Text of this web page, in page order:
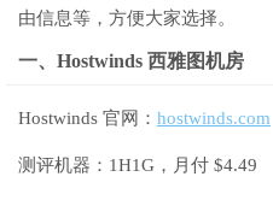
由信息等，方便大家选择。
一、Hostwinds 西雅图机房
Hostwinds 官网： hostwinds.com
测评机器：1H1G，月付 $4.49